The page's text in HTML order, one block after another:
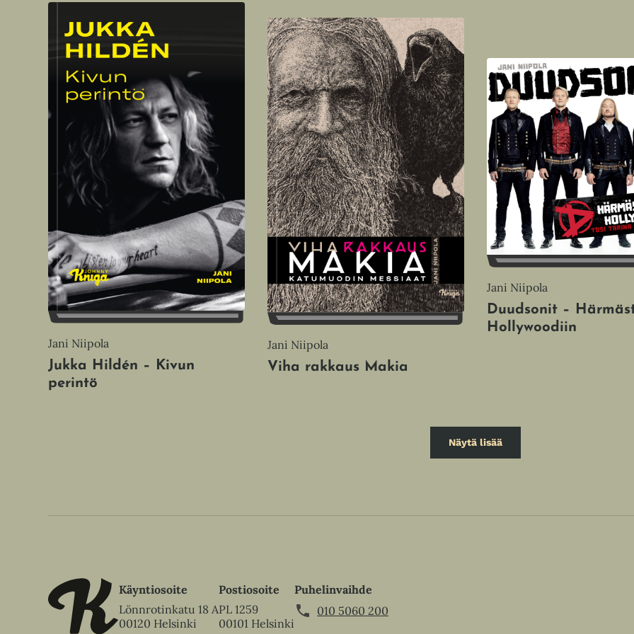
Jani Niipola
Jukka Hildén – Kivun
perintö
Jani Niipola
Viha rakkaus Makia
Jani Niipola
Duudsonit –
Hollywoodiin
Näytä lisää
Käyntiosoite
Lönnrotinkatu 18 A
00120 Helsinki
Postiosoite
PL 1259
00101 Helsinki
Puhelinvaihde
010 5060 200